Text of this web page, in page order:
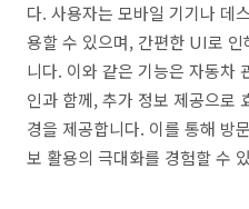
다. 사용자는 모바일 기기나 데
용할 수 있으며, 간편한 UI로
니다. 이와 같은 기능은 자동차
인과 함께, 추가 정보 제공으로
경을 제공합니다. 이를 통해 방
보 활용의 극대화를 경험할 수